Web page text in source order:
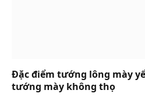
Đặc điểm tướng lông mày
tướng mày không thọ